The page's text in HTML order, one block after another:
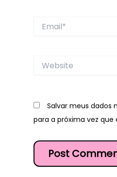
Website
Salvar meus dados
para a próxima vez que